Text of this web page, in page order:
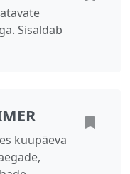
Sisaldab
kuupäeva